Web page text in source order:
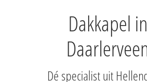
Dakkapel in
Dé specialist uit